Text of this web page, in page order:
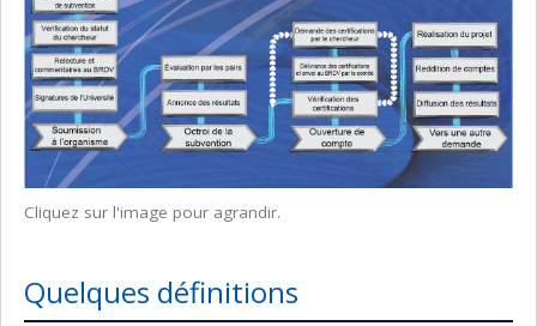
Cliquez sur l'image pour agrandir.
Quelques définitions